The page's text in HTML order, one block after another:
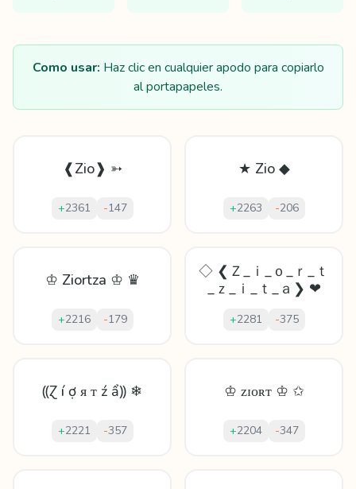
Como usar: Haz clic en cualquier apodo para copiarlo
al portapapeles.
❰Zio❱ ➳
+2361 -147
★ Zio ◆
+2263 -206
♔ Ziortza ♔ ♛
+2216 -179
◇ ❮Ｚ_ｉ_ｏ_ｒ_ｔ
_ｚ_ｉ_ｔ_ａ❯ ❤
+2281 -375
⸨Ɀ í ợ ᴙ ᴛ ź ẩ⸩ ❄
+2221 -357
♔ ᴢɪᴏʀᴛ ♔ ✩
+2204 -347